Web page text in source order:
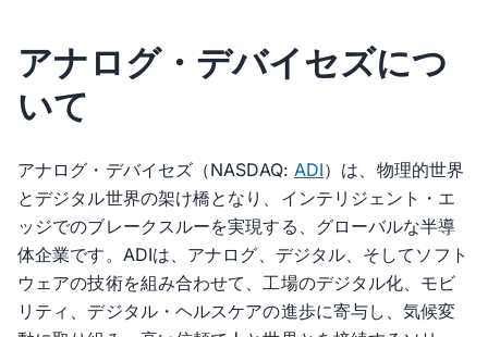
アナログ・デバイセズにつ
いて
アナログ・デバイセズ（NASDAQ: ADI）は、物理的世界
とデジタル世界の架け橋となり、インテリジェント・エ
ッジでのブレークスルーを実現する、グローバルな半導
体企業です。ADIは、アナログ、デジタル、そしてソフト
ウェアの技術を組み合わせて、工場のデジタル化、モビ
リティ、デジタル・ヘルスケアの進歩に寄与し、気候変